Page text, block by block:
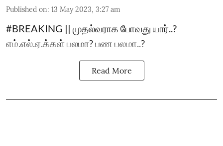
Published on: 13 May 2023, 3:27 am
#BREAKING || முதல்வராக போவது யார்..?
எம்.எல்.ஏ.க்கள் பலமா? பண பலமா..?
Read More